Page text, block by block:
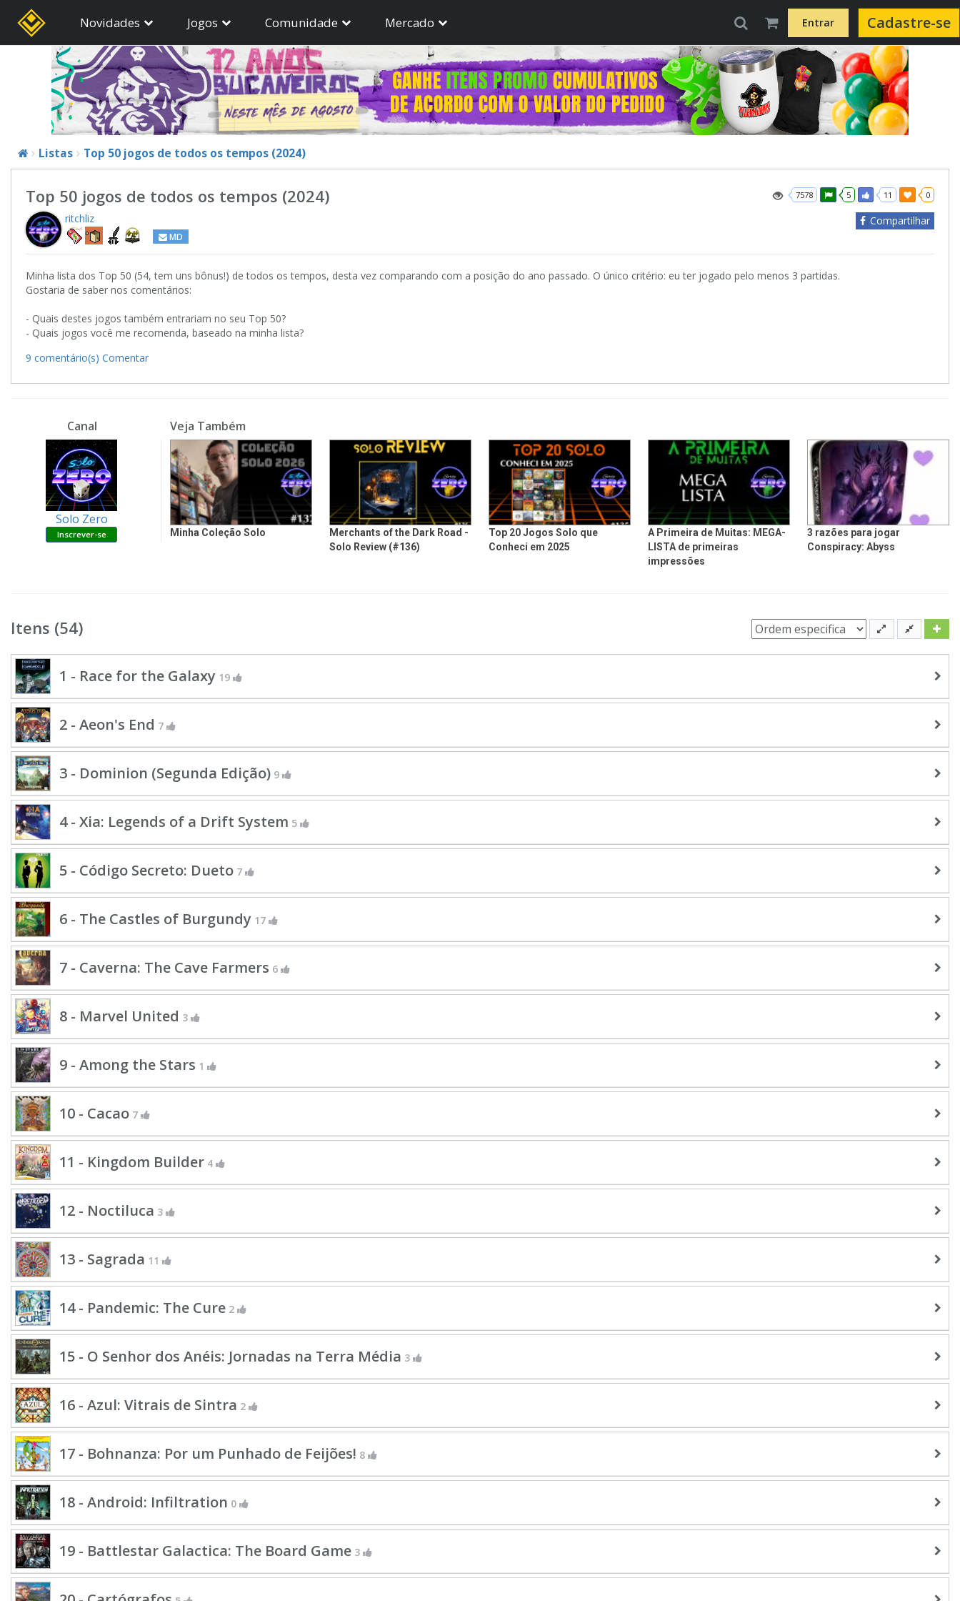
Novidades Jogos Comunidade Mercado Entrar Cadastre-se
Listas Top 50 jogos de todos os tempos (2024)
7578 5 11 0
Compartilhar
Top 50 jogos de todos os tempos (2024)
ritchliz
MD
Minha lista dos Top 50 (54, tem uns bônus!) de todos os tempos, desta vez comparando com a posição do ano passado. O único critério: eu ter jogado pelo menos 3 partidas.
Gostaria de saber nos comentários:
- Quais destes jogos também entrariam no seu Top 50?
- Quais jogos você me recomenda, baseado na minha lista?
9 comentário(s) Comentar
Canal Veja Também
Solo Zero
Minha Coleção Solo
Merchants of the Dark Road -
Solo Review (#136)
Top 20 Jogos Solo que
Conheci em 2025
A Primeira de Muitas: MEGA-
LISTA de primeiras
impressões
3 razões para jogar
Conspiracy: Abyss
Itens (54)
1 - Race for the Galaxy 19
2 - Aeon's End 7
3 - Dominion (Segunda Edição) 9
4 - Xia: Legends of a Drift System 5
5 - Código Secreto: Dueto 7
6 - The Castles of Burgundy 17
7 - Caverna: The Cave Farmers 6
8 - Marvel United 3
9 - Among the Stars 1
10 - Cacao 7
11 - Kingdom Builder 4
12 - Noctiluca 3
13 - Sagrada 11
14 - Pandemic: The Cure 2
15 - O Senhor dos Anéis: Jornadas na Terra Média 3
16 - Azul: Vitrais de Sintra 2
17 - Bohnanza: Por um Punhado de Feijões! 8
18 - Android: Infiltration 0
19 - Battlestar Galactica: The Board Game 3